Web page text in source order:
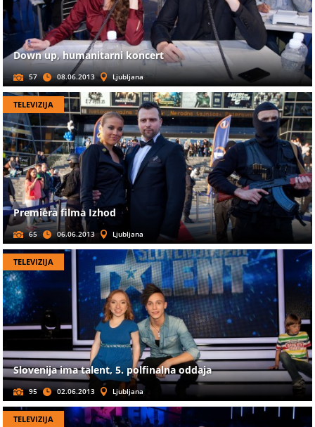
Down up, humanitarni koncert
57 08.06.2013 Ljubljana
TELEVIZIJA
Premiera filma Izhod
65 06.06.2013 Ljubljana
TELEVIZIJA
Slovenija ima talent, 5. polfinalna oddaja
95 02.06.2013 Ljubljana
TELEVIZIJA